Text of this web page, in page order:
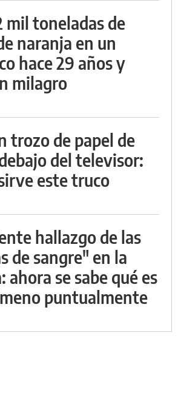
mil toneladas de
naranja en un
hace 29 años y
milagro
trozo de papel de
del televisor:
este truco
hallazgo de las
de sangre" en la
se sabe qué es
puntualmente